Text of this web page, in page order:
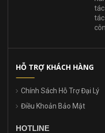
HỖ TRỢ KHÁCH HÀNG
Chính Sách Hỗ Trợ Đại Lý
Điều Khoản Bảo Mật
HOTLINE